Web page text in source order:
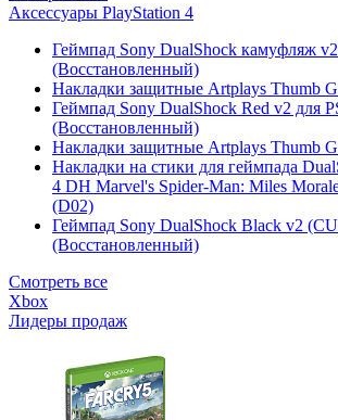
Аксессуары PlayStation 4
Геймпад Sony DualShock камуфляж
(Восстановленный)
Накладки защитные Artplays Thumb
Геймпад Sony DualShock Red v2 для
(Восстановленный)
Накладки защитные Artplays Thumb
Накладки на стики для геймпада
4 DH Marvel's Spider-Man: Miles
(D02)
Геймпад Sony DualShock Black v2
(Восстановленный)
Смотреть все
Xbox
Лидеры продаж